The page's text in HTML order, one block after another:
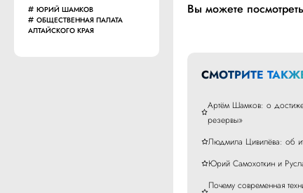
ЮРИЙ ШАМКОВ
ОБЩЕСТВЕННАЯ ПАЛАТА
АЛТАЙСКОГО КРАЯ
Вы можете
СМОТРИТЕ
Артём Шамков: о
резервы»
Людмила Цивилёва: об
Юрий Самохоткин и
Почему современная